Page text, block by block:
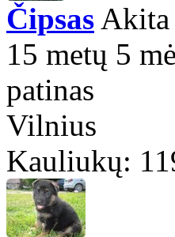
Čipsas Akita
15 metų 5
patinas
Vilnius
Kauliukų: